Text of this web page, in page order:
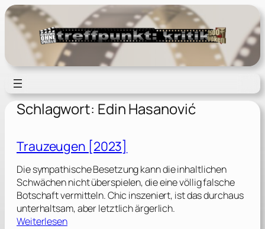
Zum
Inhalt
springen
Schlagwort: Edin Hasanović
Trauzeugen [2023]
Die sympathische Besetzung kann die inhaltlichen
Schwächen nicht überspielen, die eine völlig falsche
Botschaft vermitteln. Chic inszeniert, ist das durchaus
unterhaltsam, aber letztlich ärgerlich.
Weiterlesen: